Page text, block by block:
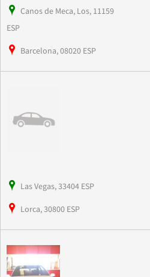
Canos de Meca, Los, 11159
ESP
Barcelona, 08020 ESP
Las Vegas, 33404 ESP
Lorca, 30800 ESP